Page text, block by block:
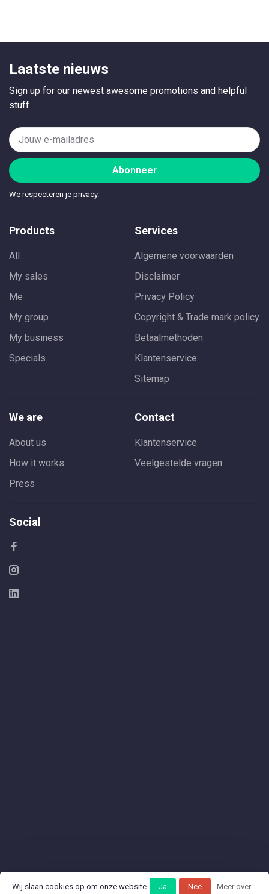
Laatste nieuws
Sign up for our newest awesome promotions and helpful
stuff
Abonneer
We respecteren je privacy.
Products
All
My sales
Me
My group
My business
Specials
Services
Algemene voorwaarden
Disclaimer
Privacy Policy
Copyright & Trade mark policy
Betaalmethoden
Klantenservice
Sitemap
We are
About us
How it works
Press
Contact
Klantenservice
Veelgestelde vragen
Social
Wij slaan cookies op om onze website Ja Nee Meer over